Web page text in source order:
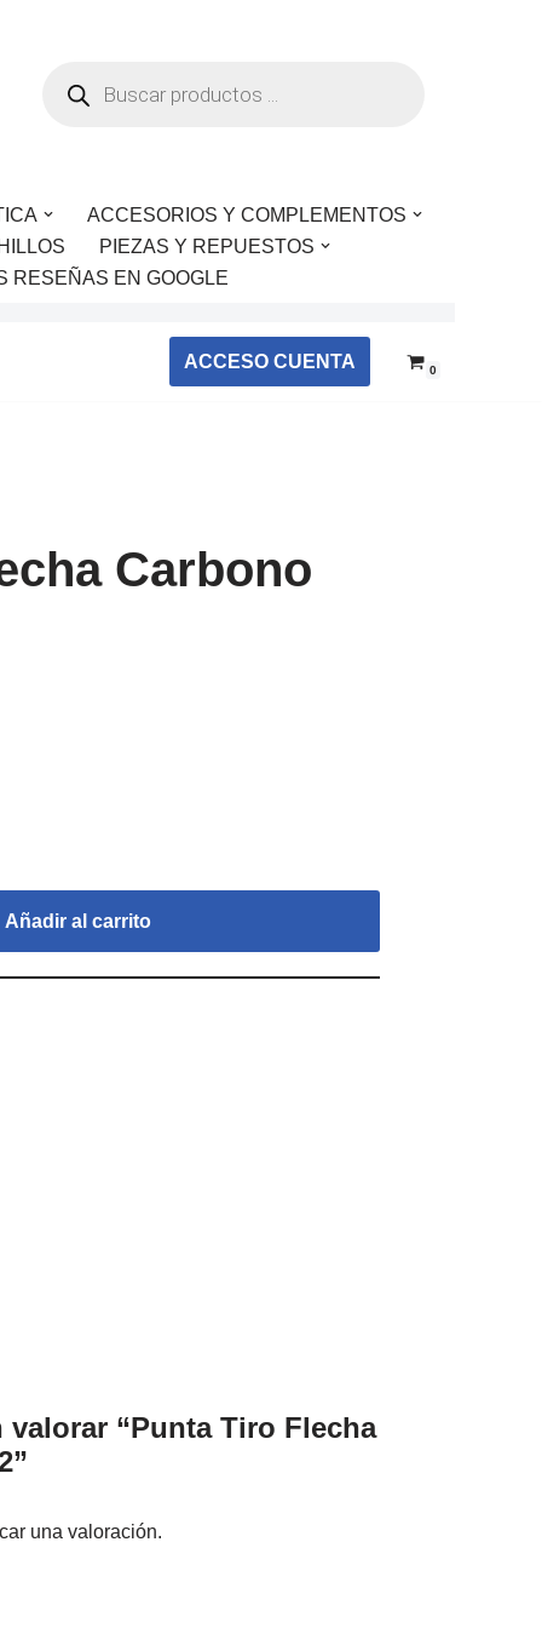
ACCESORIOS Y COMPLEMENTOS
PIEZAS Y REPUESTOS
RESEÑAS EN GOOGLE
ACCESO CUENTA 0
Carbono
Añadir al carrito
valorar “Punta Tiro Flecha
una valoración.